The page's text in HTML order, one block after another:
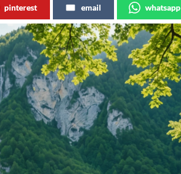
pinterest email whatsapp